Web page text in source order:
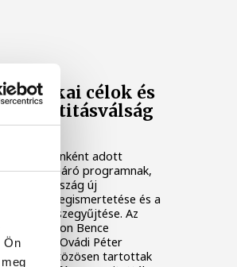
Ön
célok és
identitásválság
helyszínként adott
az országjáró programnak,
Magyarország új
megismertetése és a
összegyűjtése. Az
Tuzson Bence
és Ovádi Péter
képviselő közösen tartottak